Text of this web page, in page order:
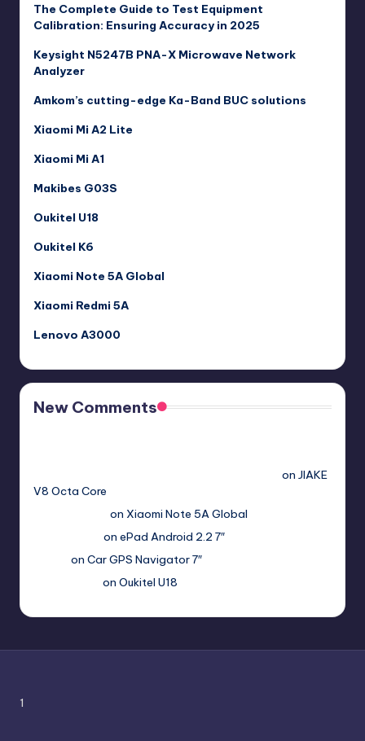
The Complete Guide to Test Equipment
Calibration: Ensuring Accuracy in 2025
Keysight N5247B PNA-X Microwave Network
Analyzer
Amkom’s cutting-edge Ka-Band BUC solutions
Xiaomi Mi A2 Lite
Xiaomi Mi A1
Makibes G03S
Oukitel U18
Oukitel K6
Xiaomi Note 5A Global
Xiaomi Redmi 5A
Lenovo A3000
New Comments
on JIAKE
V8 Octa Core
on Xiaomi Note 5A Global
on ePad Android 2.2 7″
on Car GPS Navigator 7″
on Oukitel U18
1